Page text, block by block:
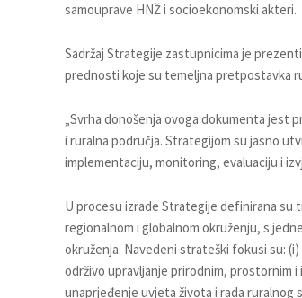
samouprave HNŽ i socioekonomski akteri.
Sadržaj Strategije zastupnicima je
prednosti koje su temeljna pretpostavka
„Svrha donošenja ovoga dokumenta jest
i ruralna područja. Strategijom su jasno
implementaciju, monitoring, evaluaciju i
U procesu izrade Strategije definirana
regionalnom i globalnom okruženju, s
okruženja. Navedeni strateški fokusi su:
održivo upravljanje prirodnim, prostornim
unaprjeđenje uvjeta života i rada